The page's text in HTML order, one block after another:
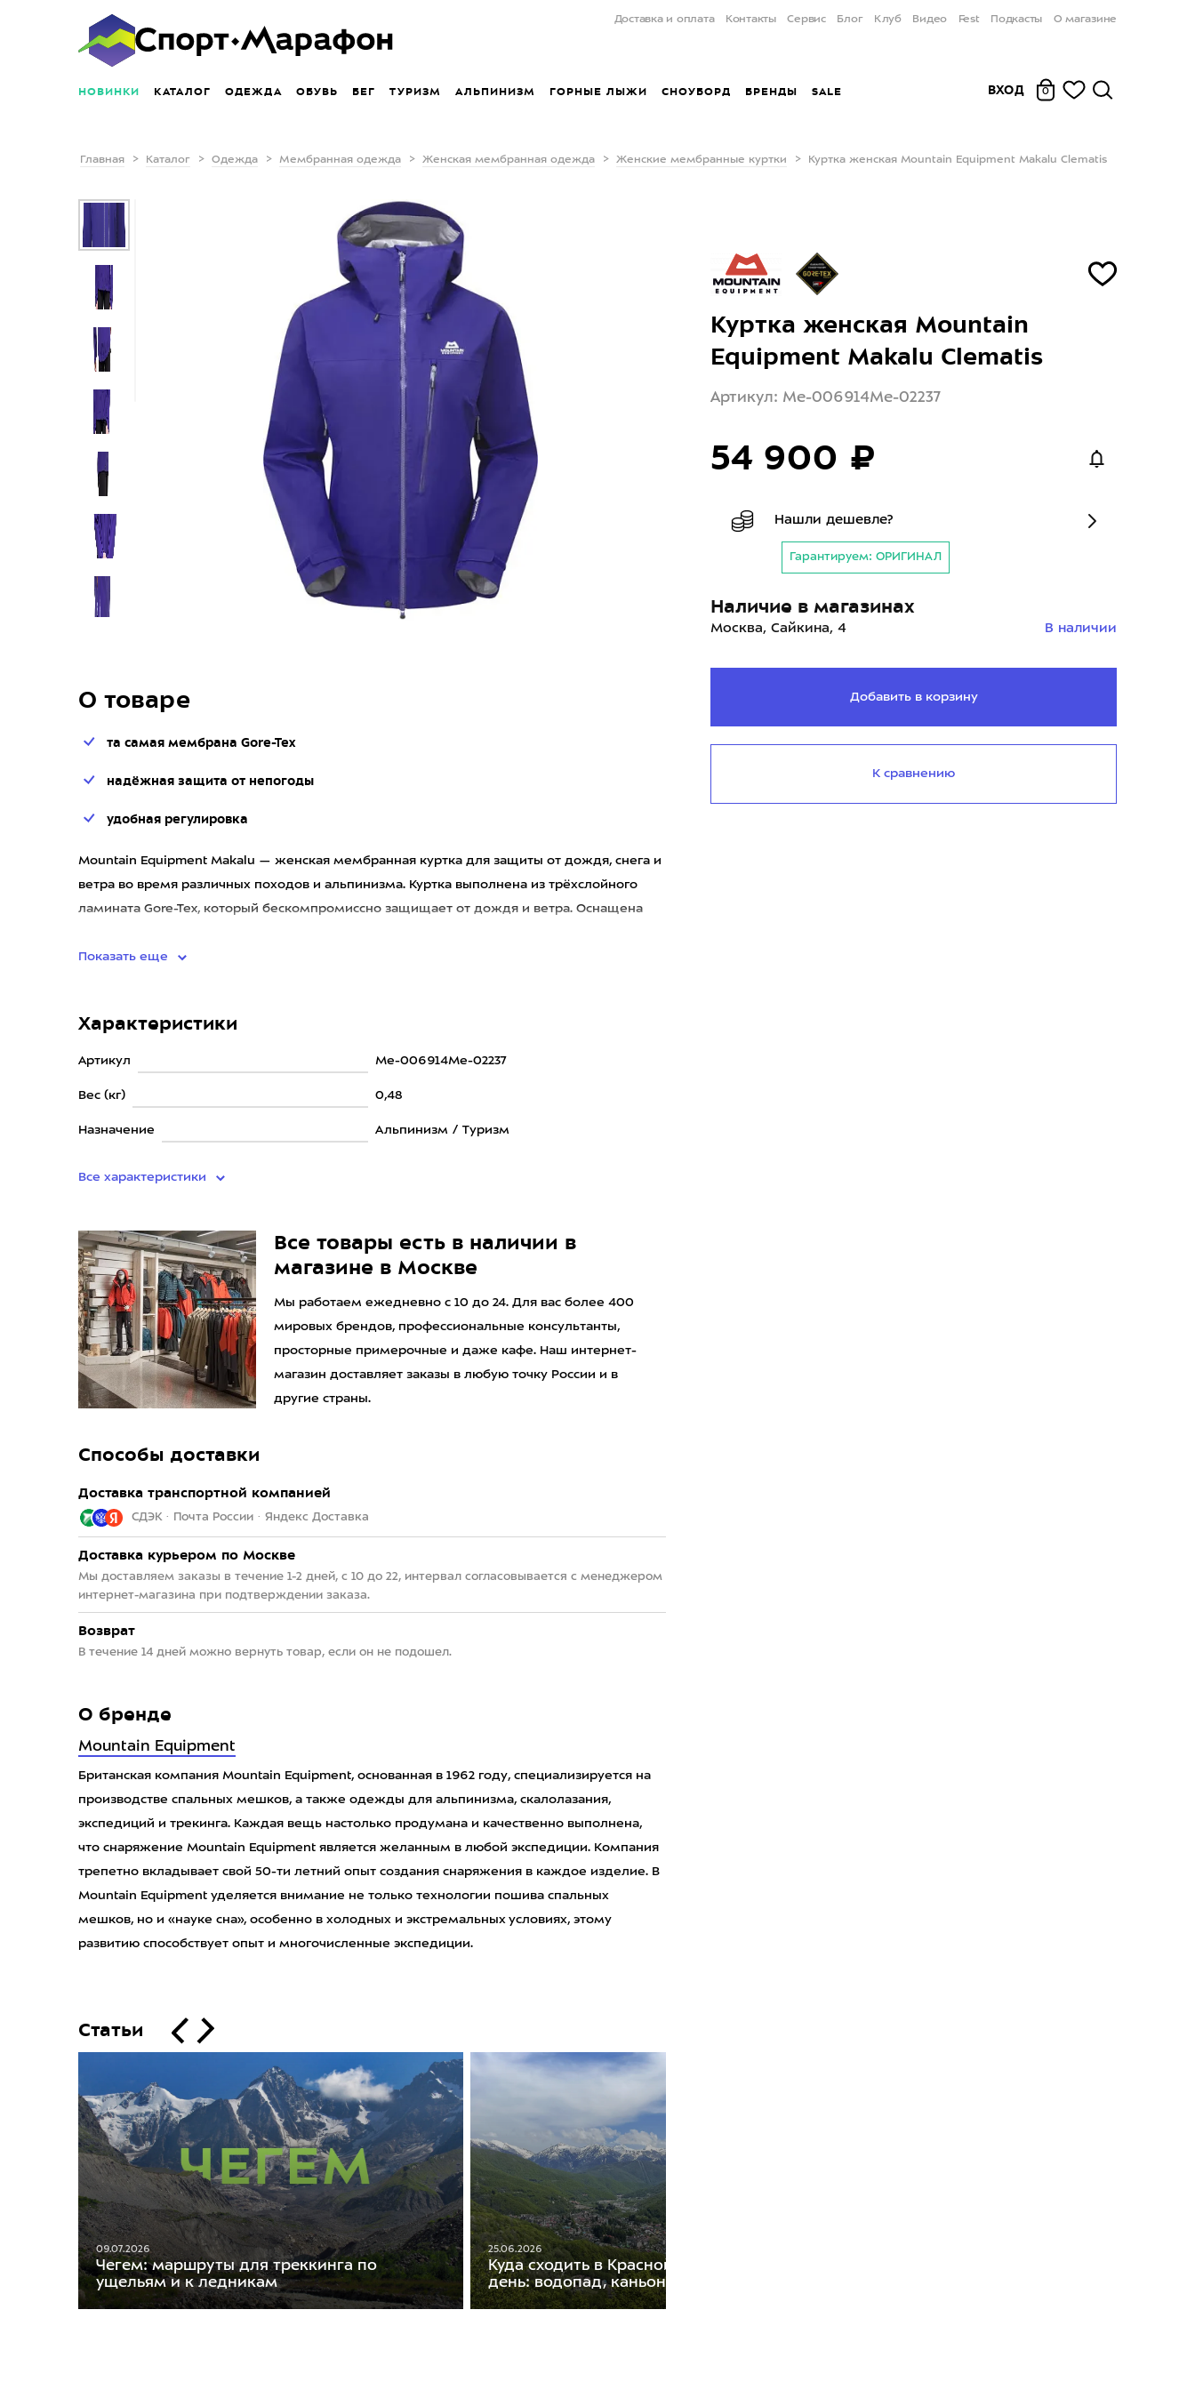
Доставка и оплата Контакты Сервис Блог Клуб Видео Fest Подкасты О магазине
НОВИНКИ КАТАЛОГ ОДЕЖДА ОБУВЬ БЕГ ТУРИЗМ АЛЬПИНИЗМ ГОРНЫЕ ЛЫЖИ СНОУБОРД БРЕНДЫ SALE ВХОД 0
Главная Каталог Одежда Мембранная одежда Женская мембранная одежда Женские мембранные куртки Куртка женская Mountain Equipment Makalu Clematis
О товаре
та самая мембрана Gore-Tex
надёжная защита от непогоды
удобная регулировка
Mountain Equipment Makalu — женская мембранная куртка для защиты от дождя, снега и
ветра во время различных походов и альпинизма. Куртка выполнена из трёхслойного
ламината Gore-Tex, который бескомпромиссно защищает от дождя и ветра. Оснащена
Показать еще
Характеристики
Артикул Me-006914Me-02237
Вес (кг) 0,48
Назначение Альпинизм / Туризм
Все характеристики
Все товары есть в наличии в
магазине в Москве
Мы работаем ежедневно с 10 до 24. Для вас более 400
мировых брендов, профессиональные консультанты,
просторные примерочные и даже кафе. Наш интернет-
магазин доставляет заказы в любую точку России и в
другие страны.
Способы доставки
Доставка транспортной компанией
СДЭК · Почта России · Яндекс Доставка
Доставка курьером по Москве
Мы доставляем заказы в течение 1-2 дней, с 10 до 22, интервал согласовывается с менеджером
интернет-магазина при подтверждении заказа.
Возврат
В течение 14 дней можно вернуть товар, если он не подошел.
О бренде
Mountain Equipment
Британская компания Mountain Equipment, основанная в 1962 году, специализируется на
производстве спальных мешков, а также одежды для альпинизма, скалолазания,
экспедиций и трекинга. Каждая вещь настолько продумана и качественно выполнена,
что снаряжение Mountain Equipment является желанным в любой экспедиции. Компания
трепетно вкладывает свой 50-ти летний опыт создания снаряжения в каждое изделие. В
Mountain Equipment уделяется внимание не только технологии пошива спальных
мешков, но и «науке сна», особенно в холодных и экстремальных условиях, этому
развитию способствует опыт и многочисленные экспедиции.
Статьи
09.07.2026
Чегем: маршруты для треккинга по
ущельям и к ледникам
25.06.2026
Куда сходить в Красной Поляне на один
день: водопад, каньон и горы
Куртка женская Mountain
Equipment Makalu Clematis
Артикул: Me-006914Me-02237
54 900 ₽
Нашли дешевле?
Гарантируем: ОРИГИНАЛ
Наличие в магазинах
Москва, Сайкина, 4 В наличии
Добавить в корзину
К сравнению